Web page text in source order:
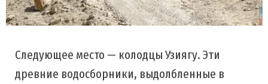
Следующее место — колодцы Узиягу. Эти
древние водосборники, выдолбленные в